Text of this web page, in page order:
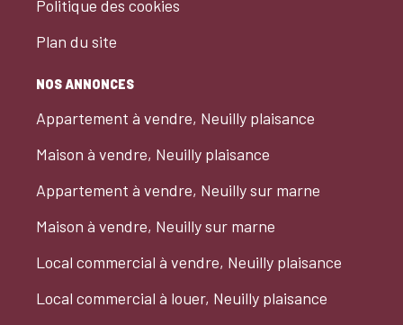
Politique des cookies
Plan du site
NOS ANNONCES
Appartement à vendre, Neuilly plaisance
Maison à vendre, Neuilly plaisance
Appartement à vendre, Neuilly sur marne
Maison à vendre, Neuilly sur marne
Local commercial à vendre, Neuilly plaisance
Local commercial à louer, Neuilly plaisance